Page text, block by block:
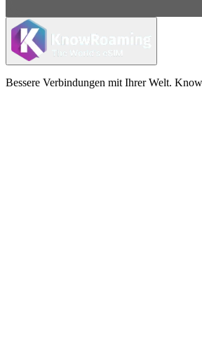
Bessere Verbindungen mit Ihrer Welt.